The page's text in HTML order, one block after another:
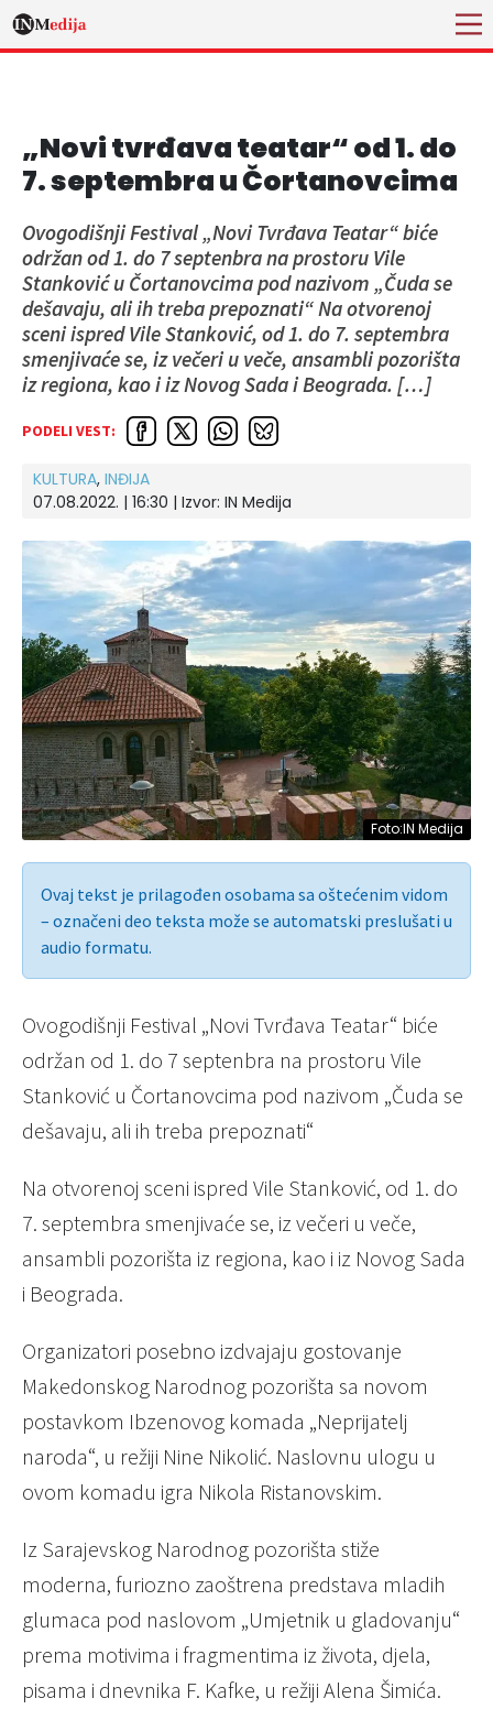
„Novi tvrđava teatar“ od 1. do
7. septembra u Čortanovcima
Ovogodišnji Festival „Novi Tvrđava Teatar“ biće
održan od 1. do 7 septenbra na prostoru Vile
Stanković u Čortanovcima pod nazivom „Čuda se
dešavaju, ali ih treba prepoznati“ Na otvorenoj
sceni ispred Vile Stanković, od 1. do 7. septembra
smenjivaće se, iz večeri u veče, ansambli pozorišta
iz regiona, kao i iz Novog Sada i Beograda. […]
PODELI VEST:
KULTURA, INĐIJA
07.08.2022. | 16:30 | Izvor: IN Medija
Foto:IN Medija
Ovaj tekst je prilagođen osobama sa oštećenim vidom
– označeni deo teksta može se automatski preslušati u
audio formatu.
Ovogodišnji Festival „Novi Tvrđava Teatar“ biće
održan od 1. do 7 septenbra na prostoru Vile
Stanković u Čortanovcima pod nazivom „Čuda se
dešavaju, ali ih treba prepoznati“
Na otvorenoj sceni ispred Vile Stanković, od 1. do
7. septembra smenjivaće se, iz večeri u veče,
ansambli pozorišta iz regiona, kao i iz Novog Sada
i Beograda.
Organizatori posebno izdvajaju gostovanje
Makedonskog Narodnog pozorišta sa novom
postavkom Ibzenovog komada „Neprijatelj
naroda“, u režiji Nine Nikolić. Naslovnu ulogu u
ovom komadu igra Nikola Ristanovskim.
Iz Sarajevskog Narodnog pozorišta stiže
moderna, furiozno zaoštrena predstava mladih
glumaca pod naslovom „Umjetnik u gladovanju“
prema motivima i fragmentima iz života, djela,
pisama i dnevnika F. Kafke, u režiji Alena Šimića.